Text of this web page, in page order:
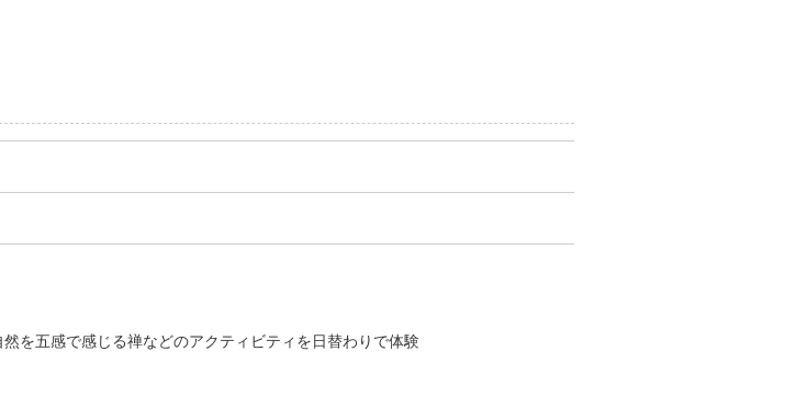
を五感で感じる禅などのアクティビティを日替わりで体験